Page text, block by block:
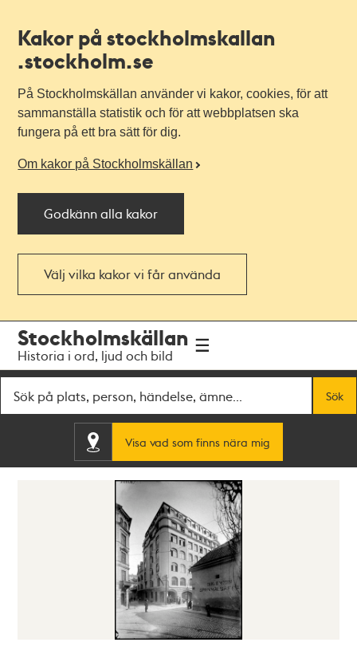
Kakor på stockholmskallan
.stockholm.se
På Stockholmskällan använder vi kakor, cookies, för att
sammanställa statistik och för att webbplatsen ska
fungera på ett bra sätt för dig.
Om kakor på Stockholmskällan
Godkänn alla kakor
Välj vilka kakor vi får använda
navigationen
huvudinnehållet
Stockholmskällan
Historia i ord, ljud och bild
Sök
Visa vad som finns nära mig